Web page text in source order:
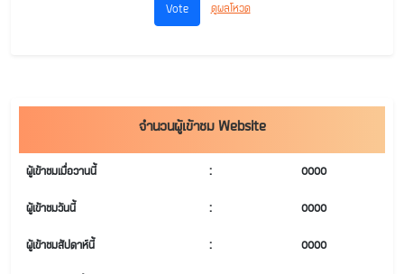
ดูผลโหวด
จำนวนผู้เข้าชม Website
ผู้เข้าชมเมื่อวานนี้ : 0000
ผู้เข้าชมวันนี้ : 0000
ผู้เข้าชมสัปดาห์นี้ : 0000